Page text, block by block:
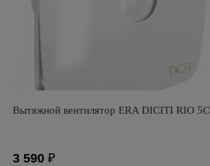
Вытяжной вентилятор ERA DICITI RIO 5C
3 590 ₽